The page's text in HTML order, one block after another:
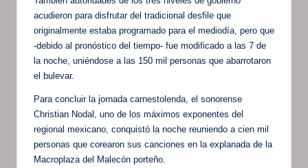
acudieron para disfrutar del tradicional desfile que
originalmente estaba programado para el mediodía, pero que
-debido al pronóstico del tiempo- fue modificado a las 7 de
la noche, uniéndose a las 150 mil personas que abarrotaron
el bulevar.
Para concluir la jornada carnestolenda, el sonorense
Christian Nodal, uno de los máximos exponentes del
regional mexicano, conquistó la noche reuniendo a cien mil
personas que corearon sus canciones en la explanada de la
Macroplaza del Malecón porteño.